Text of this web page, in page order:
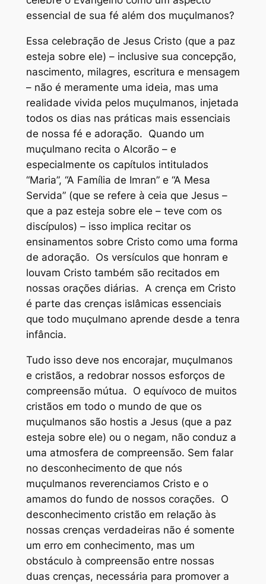
essencial de sua fé além dos muçulmanos?
Essa celebração de Jesus Cristo (que a paz
esteja sobre ele) – inclusive sua concepção,
nascimento, milagres, escritura e mensagem
– não é meramente uma ideia, mas uma
realidade vivida pelos muçulmanos, injetada
todos os dias nas práticas mais essenciais
de nossa fé e adoração. Quando um
muçulmano recita o Alcorão – e
especialmente os capítulos intitulados
“Maria”, “A Família de Imran” e “A Mesa
Servida” (que se refere à ceia que Jesus –
que a paz esteja sobre ele – teve com os
discípulos) – isso implica recitar os
ensinamentos sobre Cristo como uma forma
de adoração. Os versículos que honram e
louvam Cristo também são recitados em
nossas orações diárias. A crença em Cristo
é parte das crenças islâmicas essenciais
que todo muçulmano aprende desde a tenra
infância.
Tudo isso deve nos encorajar, muçulmanos
e cristãos, a redobrar nossos esforços de
compreensão mútua. O equívoco de muitos
cristãos em todo o mundo de que os
muçulmanos são hostis a Jesus (que a paz
esteja sobre ele) ou o negam, não conduz a
uma atmosfera de compreensão. Sem falar
no desconhecimento de que nós
muçulmanos reverenciamos Cristo e o
amamos do fundo de nossos corações. O
desconhecimento cristão em relação às
nossas crenças verdadeiras não é somente
um erro em conhecimento, mas um
obstáculo à compreensão entre nossas
duas crenças, necessária para promover a